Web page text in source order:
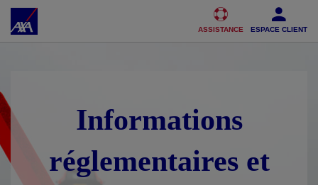
Accéder au Contenu Accéder au Pied de page
ASSISTANCE ESPACE CLIENT
Informations
réglementaires et